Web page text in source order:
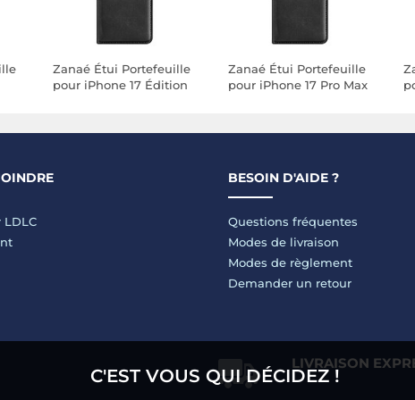
Zanaé Étui Portefeuille
pour iPhone 17 Édition
Zanaé Étui Portefeuille
pour iPhone 17 Pro Max
LDLC
BESOIN D'AIDE ?
Questions fréquentes
Modes de livraison
Modes de règlement
Demander un retour
LIVRAISON
C'EST VOUS QUI DÉCIDEZ !